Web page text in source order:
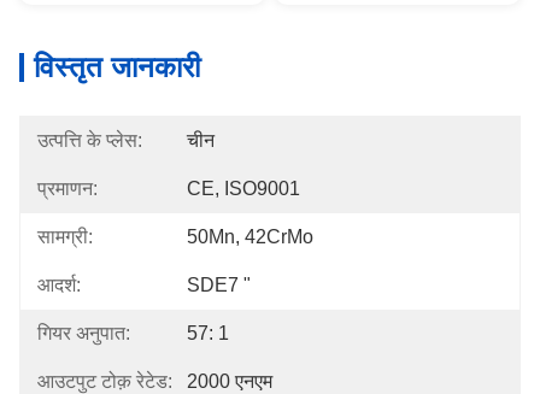
विस्तृत जानकारी
उत्पत्ति के प्लेस: चीन
प्रमाणन: CE, ISO9001
सामग्री: 50Mn, 42CrMo
आदर्श: SDE7 "
गियर अनुपात: 57: 1
आउटपुट टोक़ रेटेड: 2000 एनएम